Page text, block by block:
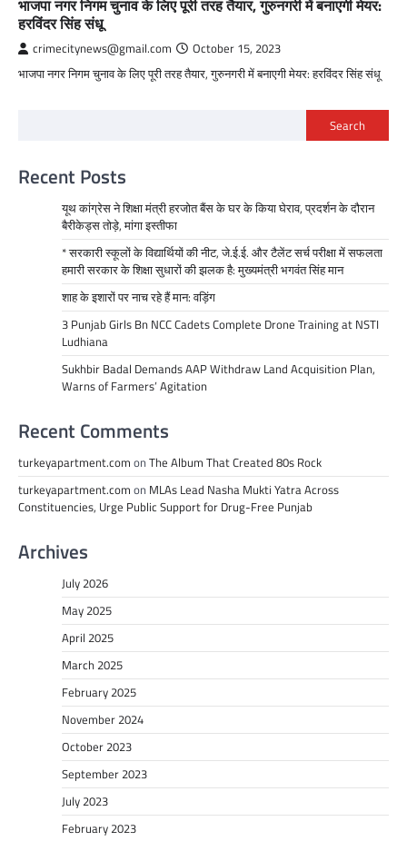
भाजपा नगर निगम चुनाव के लिए पूरी तरह तैयार, गुरुनगरी में बनाएगी मेयर:
हरविंदर सिंह संधू
crimecitynews@gmail.com October 15, 2023
भाजपा नगर निगम चुनाव के लिए पूरी तरह तैयार, गुरुनगरी में बनाएगी मेयर: हरविंदर सिंह संधू
Search
Recent Posts
यूथ कांग्रेस ने शिक्षा मंत्री हरजोत बैंस के घर के किया घेराव, प्रदर्शन के दौरान
बैरीकेड्स तोड़े, मांगा इस्तीफा
* सरकारी स्कूलों के विद्यार्थियों की नीट, जे.ई.ई. और टैलेंट सर्च परीक्षा में सफलता
हमारी सरकार के शिक्षा सुधारों की झलक है: मुख्यमंत्री भगवंत सिंह मान
शाह के इशारों पर नाच रहे हैं मान: वड़िंग
3 Punjab Girls Bn NCC Cadets Complete Drone Training at NSTI
Ludhiana
Sukhbir Badal Demands AAP Withdraw Land Acquisition Plan,
Warns of Farmers’ Agitation
Recent Comments
turkeyapartment.com on The Album That Created 80s Rock
turkeyapartment.com on MLAs Lead Nasha Mukti Yatra Across
Constituencies, Urge Public Support for Drug-Free Punjab
Archives
July 2026
May 2025
April 2025
March 2025
February 2025
November 2024
October 2023
September 2023
July 2023
February 2023